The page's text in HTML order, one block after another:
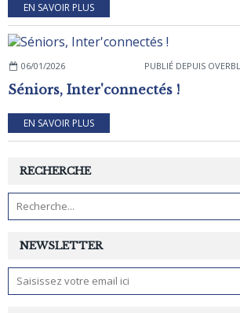
EN SAVOIR PLUS
06/01/2026 PUBLIÉ DEPUIS
Séniors, Inter'connectés !
EN SAVOIR PLUS
NEWSLETTER
RECHERCHE